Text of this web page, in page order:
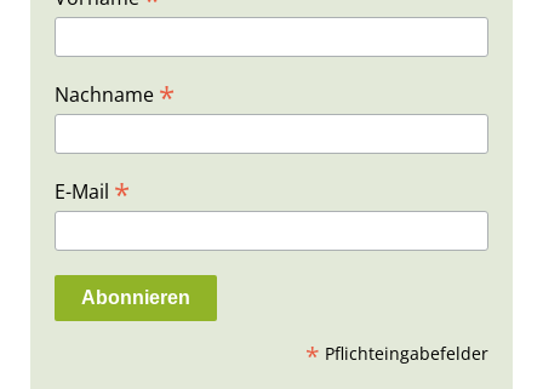
Nachname *
E-Mail *
* Pflichteingabefelder